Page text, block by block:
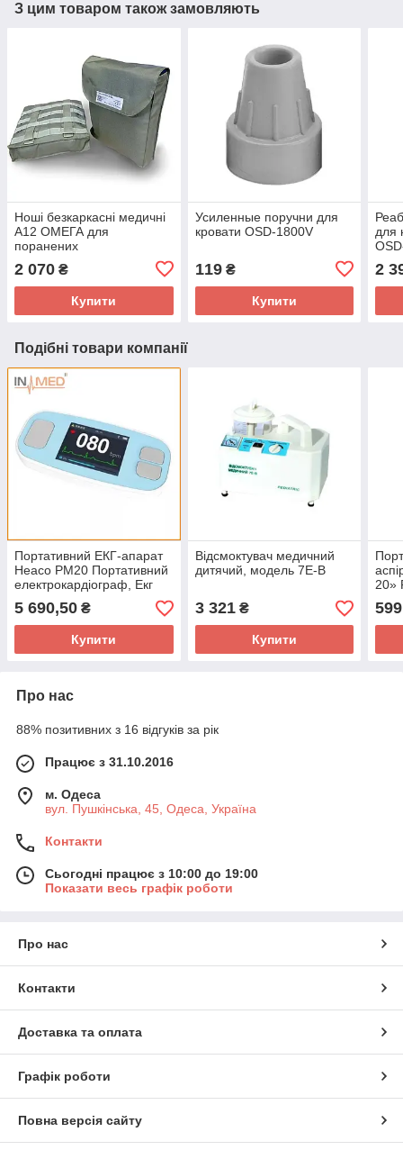
З цим товаром також замовляють
Ноші безкаркасні медичні
А12 ОМЕГА для
поранених
2 070 ₴
Купити
Усиленные поручни для
кровати OSD-1800V
119₴
Купити
для
2
Подібні товари компанії
Портативний ЕКГ-апарат
Heaco PM20 Портативний
електрокардіограф, Екг
апарати, Медичне
обладнання Heaco
5 690,50 ₴
Купити
Відсмоктувач медичний
дитячий, модель 7Е-B
3 321₴
Купити
20»
599
Про нас
88% позитивних з 16 відгуків за рік
Працює з 31.10.2016
м. Одеса
вул. Пушкінська, 45, Одеса, Україна
Контакти
Сьогодні працює з 10:00 до 19:00
Показати весь графік роботи
Про нас
Контакти
Доставка та оплата
Графік роботи
Повна версія сайту